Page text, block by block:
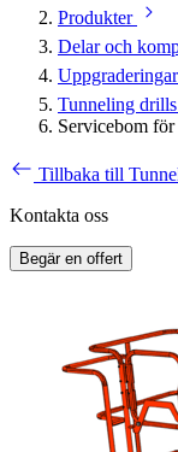
Produkter
Delar och
Uppgraderingar
Tunneling drills
Servicebom
Tillbaka till
Kontakta oss
Begär en offert